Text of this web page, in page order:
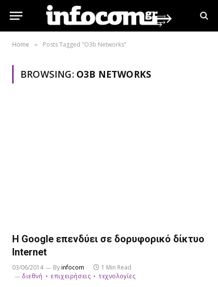
Home » Posts Tagged "O3b Networks"
BROWSING: O3B NETWORKS
Η Google επενδύει σε δορυφορικό δίκτυο
Internet
03/06/2014 Byinfocom
1 Min Read
διεθνή
επιχειρήσεις τεχνολογίες